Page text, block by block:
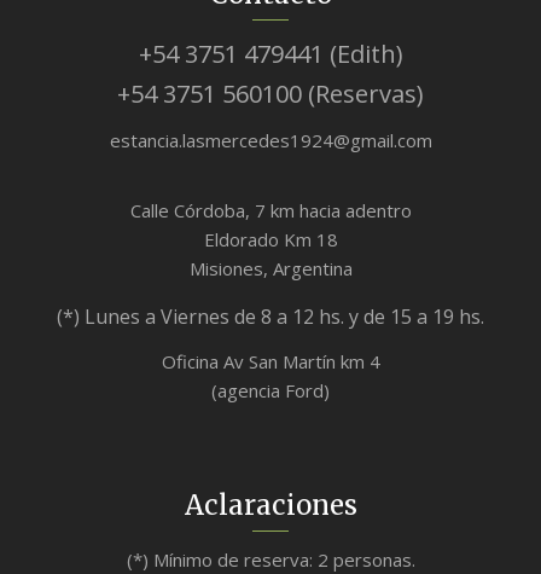
+54 3751 479441 (Edith)
+54 3751 560100 (Reservas)
estancia.lasmercedes1924@gmail.com
Calle Córdoba, 7 km hacia adentro
Eldorado Km 18
Misiones, Argentina
(*) Lunes a Viernes de 8 a 12 hs. y de 15 a 19 hs.
Oficina Av San Martín km 4
(agencia Ford)
Aclaraciones
(*) Mínimo de reserva: 2 personas.